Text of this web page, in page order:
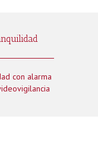
con alarma